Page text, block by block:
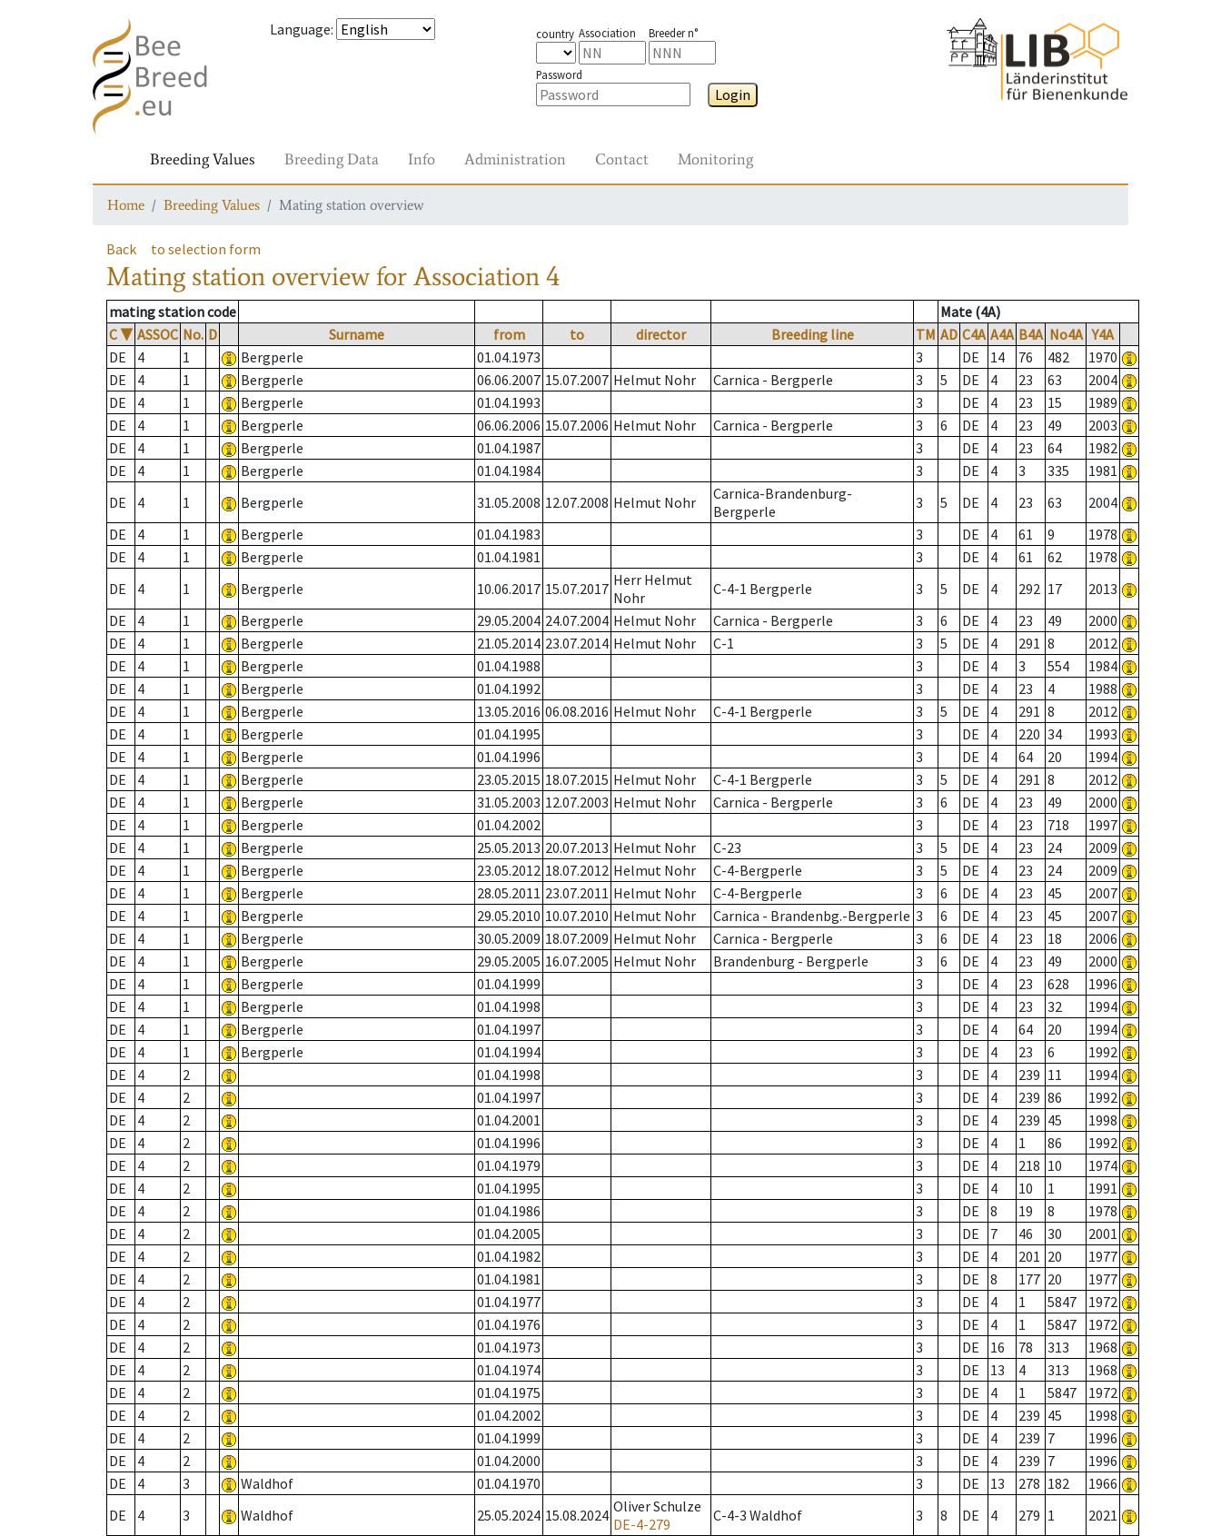
Language: country Association Breeder n°
Password
Login
Breeding Values Breeding Data Info Administration Contact Monitoring
Home Breeding Values Mating station overview
Back to selection form
Mating station overviewforAssociation4
mating station code
Mate (4A)
C ▼ ASSOC No. D Surname from to director Breeding line TM AD C4A A4A B4A No4A Y4A
DE
4 1 Bergperle 01.04.1973 3 DE 14 76 482
1970
DE
4 1 Bergperle 06.06.2007 15.07.2007 Helmut Nohr Carnica - Bergperle 3 5 DE 4 23 63
2004
DE
4 1 Bergperle 01.04.1993 3 DE 4 23 15
1989
DE
4 1 Bergperle 06.06.2006 15.07.2006 Helmut Nohr Carnica - Bergperle 3 6 DE 4 23 49
2003
DE
4 1 Bergperle 01.04.1987 3 DE 4 23 64
1982
DE
4 1 Bergperle 01.04.1984 3 DE 4 3 335
1981
DE
4 1 Bergperle 31.05.2008 12.07.2008 Helmut Nohr
Carnica-Brandenburg-
Bergperle
3 5 DE 4 23 63
2004
DE
4 1 Bergperle 01.04.1983 3 DE 4 61 9
1978
DE
4 1 Bergperle 01.04.1981 3 DE 4 61 62
1978
DE
4 1 Bergperle 10.06.2017 15.07.2017 Herr Helmut
Nohr
C-4-1 Bergperle 3 5 DE 4 292 17
2013
DE
4 1 Bergperle 29.05.2004 24.07.2004 Helmut Nohr Carnica - Bergperle 3 6 DE 4 23 49
2000
DE
4 1 Bergperle 21.05.2014 23.07.2014 Helmut Nohr C-1 3 5 DE 4 291 8
2012
DE
4 1 Bergperle 01.04.1988 3 DE 4 3 554
1984
DE
4 1 Bergperle 01.04.1992 3 DE 4 23 4
1988
DE
4 1 Bergperle 13.05.2016 06.08.2016 Helmut Nohr C-4-1 Bergperle 3 5 DE 4 291 8
2012
DE
4 1 Bergperle 01.04.1995 3 DE 4 220 34
1993
DE
4 1 Bergperle 01.04.1996 3 DE 4 64 20
1994
DE
4 1 Bergperle 23.05.2015 18.07.2015 Helmut Nohr C-4-1 Bergperle 3 5 DE 4 291 8
2012
DE
4 1 Bergperle 31.05.2003 12.07.2003 Helmut Nohr Carnica - Bergperle 3 6 DE 4 23 49
2000
DE
4 1 Bergperle 01.04.2002 3 DE 4 23 718
1997
DE
4 1 Bergperle 25.05.2013 20.07.2013 Helmut Nohr C-23 3 5 DE 4 23 24
2009
DE
4 1 Bergperle 23.05.2012 18.07.2012 Helmut Nohr C-4-Bergperle 3 5 DE 4 23 24
2009
DE
4 1 Bergperle 28.05.2011 23.07.2011 Helmut Nohr C-4-Bergperle 3 6 DE 4 23 45
2007
DE
4 1 Bergperle 29.05.2010 10.07.2010 Helmut Nohr Carnica - Brandenbg.-Bergperle 3 6 DE 4 23 45
2007
DE
4 1 Bergperle 30.05.2009 18.07.2009 Helmut Nohr Carnica - Bergperle 3 6 DE 4 23 18
2006
DE
4 1 Bergperle 29.05.2005 16.07.2005 Helmut Nohr Brandenburg - Bergperle 3 6 DE 4 23 49
2000
DE
4 1 Bergperle 01.04.1999 3 DE 4 23 628
1996
DE
4 1 Bergperle 01.04.1998 3 DE 4 23 32
1994
DE
4 1 Bergperle 01.04.1997 3 DE 4 64 20
1994
DE
4 1 Bergperle 01.04.1994 3 DE 4 23 6
1992
DE
4 2 01.04.1998 3 DE 4 239 11
1994
DE
4 2 01.04.1997 3 DE 4 239 86
1992
DE
4 2 01.04.2001 3 DE 4 239 45
1998
DE
4 2 01.04.1996 3 DE 4 1 86
1992
DE
4 2 01.04.1979 3 DE 4 218 10
1974
DE
4 2 01.04.1995 3 DE 4 10 1
1991
DE
4 2 01.04.1986 3 DE 8 19 8
1978
DE
4 2 01.04.2005 3 DE 7 46 30
2001
DE
4 2 01.04.1982 3 DE 4 201 20
1977
DE
4 2 01.04.1981 3 DE 8 177 20
1977
DE
4 2 01.04.1977 3 DE 4 1 5847
1972
DE
4 2 01.04.1976 3 DE 4 1 5847
1972
DE
4 2 01.04.1973 3 DE 16 78 313
1968
DE
4 2 01.04.1974 3 DE 13 4 313
1968
DE
4 2 01.04.1975 3 DE 4 1 5847
1972
DE
4 2 01.04.2002 3 DE 4 239 45
1998
DE
4 2 01.04.1999 3 DE 4 239 7
1996
DE
4 2 01.04.2000 3 DE 4 239 7
1996
DE
4 3 Waldhof 01.04.1970 3 DE 13 278 182
1966
DE
4 3 Waldhof 25.05.2024 15.08.2024 Oliver Schulze
DE-4-279
C-4-3 Waldhof 3 8 DE 4 279 1
2021